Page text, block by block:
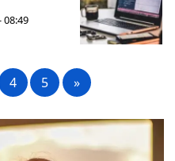
08:49
4 5 »